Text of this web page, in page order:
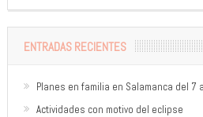
ENTRADAS RECIENTES
Planes en familia en Salamanca del 7
Actividades con motivo del eclipse